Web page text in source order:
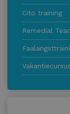
Cito training
Remedial